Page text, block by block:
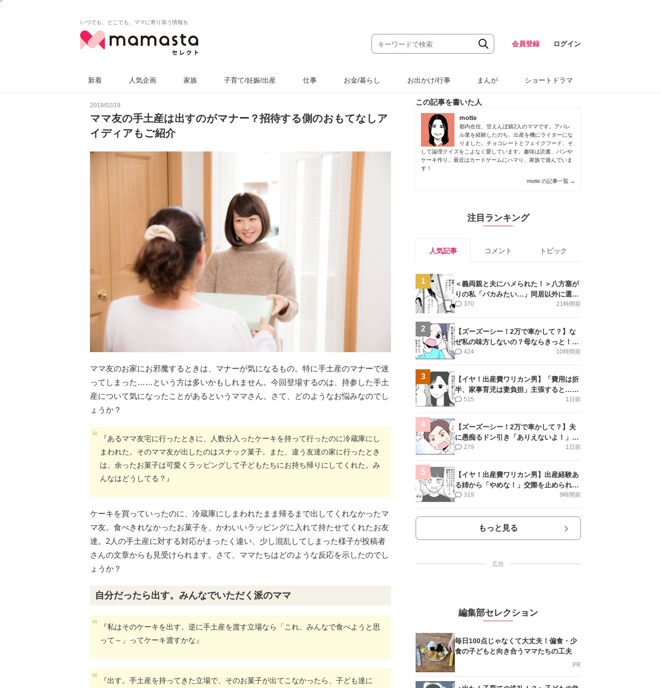
`
いつでも、どこでも、ママに寄り添う情報を
会員登録 ログイン
新着 人気企画 家族 子育て/妊娠/出産 仕事 お金/暮らし お出かけ/行事 まんが ショートドラマ
2019/02/19
ママ友の手土産は出すのがマナー？招待する側のおもてなしア
イディアもご紹介
ママ友のお家にお邪魔するときは、マナーが気になるもの。特に手土産のマナーで迷
ってしまった……という方は多いかもしれません。今回登場するのは、持参した手土
産について気になったことがあるというママさん。さて、どのようなお悩みなのでし
ょうか？
『あるママ友宅に行ったときに、人数分入ったケーキを持って行ったのに冷蔵庫にし
まわれた。そのママ友が出したのはスナック菓子。また、違う友達の家に行ったとき
は、余ったお菓子は可愛くラッピングして子どもたちにお持ち帰りにしてくれた。み
んなはどうしてる？』
ケーキを買っていったのに、冷蔵庫にしまわれたまま帰るまで出してくれなかったマ
マ友。食べきれなかったお菓子を、かわいいラッピングに入れて持たせてくれたお友
達。2人の手土産に対する対応がまったく違い、少し混乱してしまった様子が投稿者
さんの文章からも見受けられます。さて、ママたちはどのような反応を示したのでし
ょうか？
自分だったら出す。みんなでいただく派のママ
『私はそのケーキを出す。逆に手土産を渡す立場なら「これ、みんなで食べようと思
って～」ってケーキ渡すかな』
『出す。手土産を持ってきた立場で、そのお菓子が出てこなかったら、子ども達に
この記事を書いた人
motte
都内在住、甘えんぼ娘2人のママです。アパレ
ル業を経験したのち、出産を機にライターにな
りました。チョコレートとフェイクフード、そ
して論理クイズをこよなく愛しています。趣味は読書、パンや
ケーキ作り。最近はカードゲームにハマり、家族で遊んでいま
す！
motte の記事一覧 →
注目ランキング
人気記事 コメント トピック
1
＜義両親と夫にハメられた！＞八方塞が
りの私「バカみたい…」同居以外に選択
肢がない【第5話まんが】
21時間前
370
2
【ズーズーシー！2万で車かして？】な
ぜ私の味方しないの？母ならきっと！＜
第17話＞#4コマ母道場
10時間前
424
3
【イヤ！出産費ワリカン男】「費用は折
半、家事育児は妻負担」主張すると…＜
第11話＞#4コマ母道場
1日前
515
4
【ズーズーシー！2万で車かして？】夫
に愚痴るドン引き「ありえないよ！」＜
第16話＞#4コマ母道場
1日前
279
5
【イヤ！出産費ワリカン男】出産経験あ
る姉から「やめな！」交際を止められ＜
第12話＞#4コマ母道場
9時間前
319
もっと見る
広告
編集部セレクション
毎日100点じゃなくて大丈夫！偏食・少
食の子どもと向き合うママたちの工夫
PR